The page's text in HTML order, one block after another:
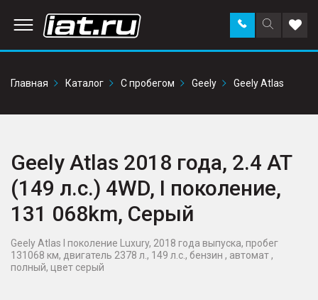
Поиск
по
Заказать
звонок в
Главная
Каталог С пробегом Geely Geely Atlas
Geely Atlas 2018 года, 2.4 AT
(149 л.с.) 4WD, I поколение,
131 068km, Серый
Geely Atlas I поколение Luxury, 2018 года выпуска, пробег
131068 км, двигатель 2378 л., 149 л.с., бензин , автомат ,
полный, цвет серый